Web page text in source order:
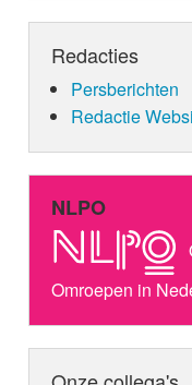
Redacties
Persberichten
Redactie
NLPO
Omroepen in